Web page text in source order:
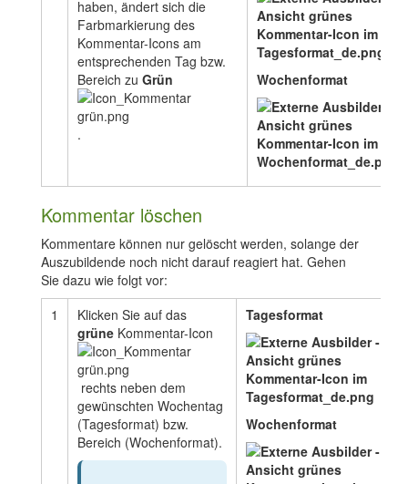
haben, ändert sich die
Farbmarkierung des
Kommentar-Icons am
entsprechenden Tag bzw.
Bereich zu Grün
.
Wochenformat
Kommentar löschen
Kommentare können nur gelöscht werden, solange der
Auszubildende noch nicht darauf reagiert hat. Gehen
Sie dazu wie folgt vor:
1
Klicken Sie auf das
grüne Kommentar-Icon
rechts neben dem
gewünschten Wochentag
(Tagesformat) bzw.
Bereich (Wochenformat).
Tagesformat
Wochenformat